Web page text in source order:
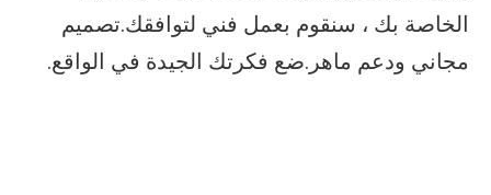
مجاني ودعم ماهر.ضع فكرتك الجيدة في الواقع.